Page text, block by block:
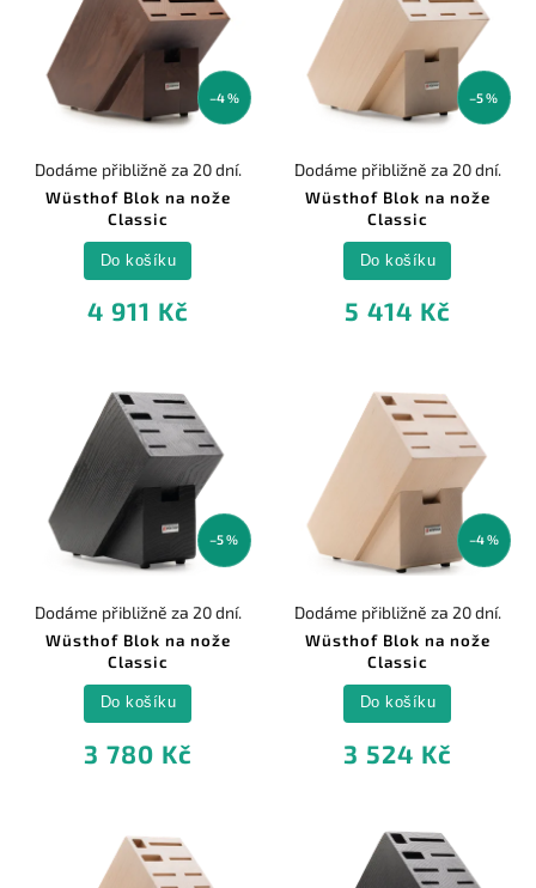
–4 %
Wüsthof Blok na nože
Classic
Dodáme přibližně za 20 dní.
4 911 Kč
Do košíku
–5 %
Wüsthof Blok na nože
Classic
Dodáme přibližně za 20 dní.
5 414 Kč
Do košíku
–5 %
Wüsthof Blok na nože
Classic
Dodáme přibližně za 20 dní.
3 780 Kč
Do košíku
–4 %
Wüsthof Blok na nože
Classic
Dodáme přibližně za 20 dní.
3 524 Kč
Do košíku